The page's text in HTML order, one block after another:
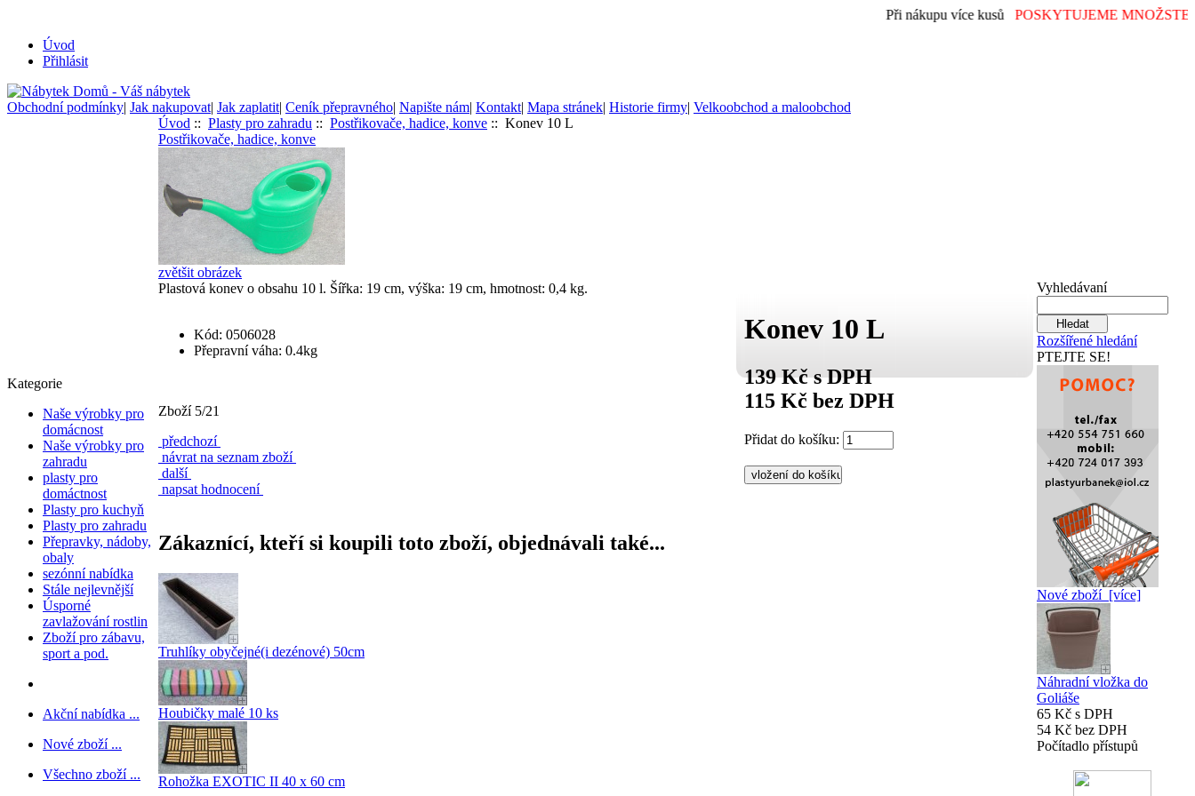
Při nákupu více kusůPOSKYTUJEME
Úvod
Přihlásit
Obchodní podmínky| Jak nakupovat| Jak zaplatit| Ceník přepravného| Napište nám| Kontakt| Mapa stránek| Historie firmy| Velkoobchod a maloobchod
Kategorie
Naše výrobky pro
domácnost
Naše výrobky pro
zahradu
plasty pro
domáctnost
Plasty pro kuchyň
Plasty pro zahradu
Přepravky, nádoby,
obaly
sezónní nabídka
Stále nejlevnější
Úsporné
zavlažování rostlin
Zboží pro zábavu,
sport a pod.
Akční nabídka ...
Nové zboží ...
Všechno zboží ...
Úvod :: Plasty pro zahradu :: Postřikovače, hadice, konve :: Konev 10 L
Postřikovače, hadice, konve
zvětšit obrázek
Konev 10 L
139 Kč s DPH
115 Kč bez DPH
Přidat do košíku:
Plastová konev o obsahu 10 l. Šířka: 19 cm, výška: 19 cm, hmotnost: 0,4 kg.
Kód: 0506028
Přepravní váha: 0.4kg
Zboží 5/21
předchozí
návrat na seznam zboží
další
napsat hodnocení
Zákaznící, kteří si koupili toto zboží, objednávali také...
Truhlíky obyčejné(i dezénové) 50cm
Houbičky malé 10 ks
Rohožka EXOTIC II 40 x 60 cm
Vyhledávaní
Rozšířené hledání
PTEJTE SE!
Nové zboží [více]
Náhradní vložka do
Goliáše
65 Kč s DPH
54 Kč bez DPH
Počítadlo přístupů